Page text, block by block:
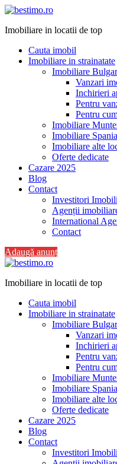
Imobiliare in locatii de top
Cauta imobil
Imobiliare in strainatate
Imobiliare
Vanzari
Inchirieri
Pentru
Pentru
Imobiliare
Imobiliare Spania
Imobiliare alte
Oferte dedicate
Cazare 2025
Blog
Contact
Investitori
Agenții
International
Contact
Adaugă anunț
Imobiliare in locatii de top
Cauta imobil
Imobiliare in strainatate
Imobiliare
Vanzari
Inchirieri
Pentru
Pentru
Imobiliare
Imobiliare Spania
Imobiliare alte
Oferte dedicate
Cazare 2025
Blog
Contact
Investitori